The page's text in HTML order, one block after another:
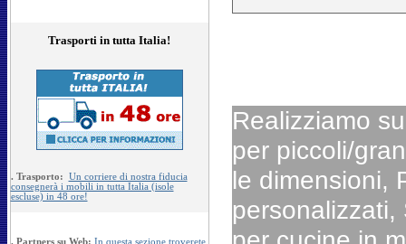
Trasporti in tutta Italia!
. Trasporto: Un corriere di nostra fiducia
consegnerà i mobili in tutta Italia (isole
escluse) in 48 ore!
. Partners su Web: In questa sezione troverete
Realizziamo
per piccoli/
le dimensioni,